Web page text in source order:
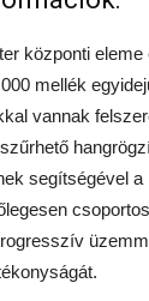
központi eleme
mellék
vannak
segítségével